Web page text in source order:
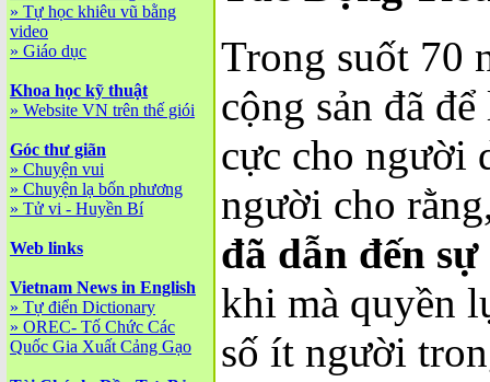
» Tự học khiêu vũ bằng
video
» Giáo dục
Khoa học kỹ thuật
» Website VN trên thế giói
Góc thư giãn
» Chuyện vui
» Chuyện lạ bốn phương
» Tử vi - Huyền Bí
Web links
Vietnam News in English
» Tự điển Dictionary
» OREC- Tố Chức Các
Quốc Gia Xuất Cảng Gạo
Trong suốt 70
cộng sản đã
cực cho người
người cho
đã dẫn đến
khi mà quyền
số ít người